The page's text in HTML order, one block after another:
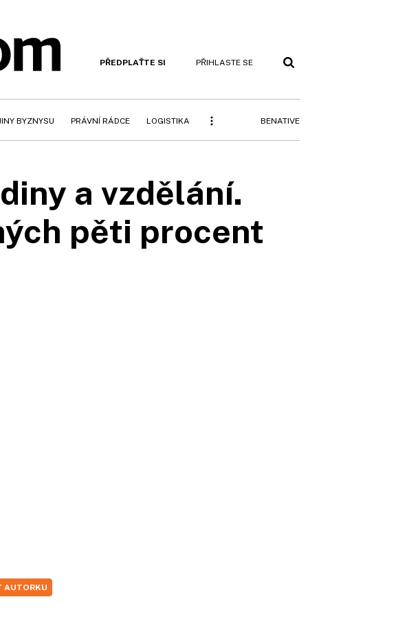
PŘEDPLAŤTE SI PŘIHLASTE SE
BYZNYSU PRÁVNÍ RÁDCE LOGISTIKA BENATIVE
a vzdělání.
pěti procent
AUTORKU